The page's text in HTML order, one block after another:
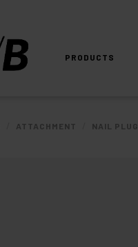
PRODUCTS
ATTACHMENT NAIL PLUG